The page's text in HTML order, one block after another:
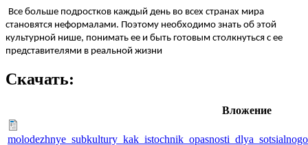
Все больше подростков каждый день во всех странах мира
становятся неформалами. Поэтому необходимо знать об этой
культурной нише, понимать ее и быть готовым столкнуться с ее
представителями в реальной жизни
Скачать:
Вложение